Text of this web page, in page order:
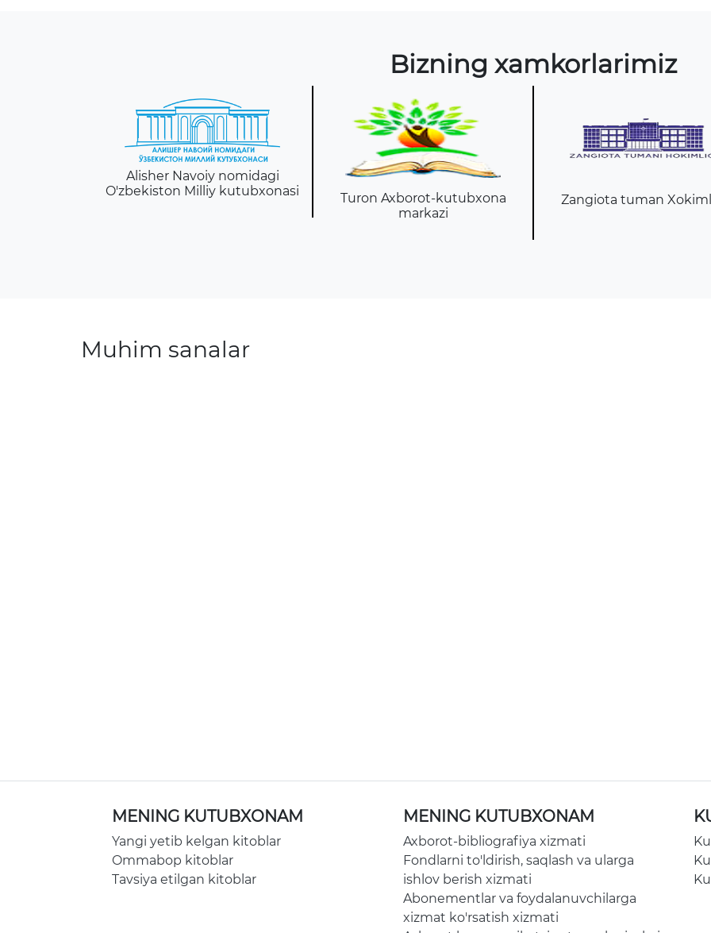
Bizning xamkorlarimiz
Alisher Navoiy nomidagi
O'zbekiston Milliy kutubxonasi
Turon Axborot-kutubxona
markazi
Zangiota tuman
Muhim sanalar
MENING KUTUBXONAM
Yangi yetib kelgan kitoblar
Ommabop kitoblar
Tavsiya etilgan kitoblar
MENING KUTUBXONAM
Axborot-bibliografiya xizmati
Fondlarni to'ldirish, saqlash va ularga
ishlov berish xizmati
Abonementlar va foydalanuvchilarga
xizmat ko'rsatish xizmati